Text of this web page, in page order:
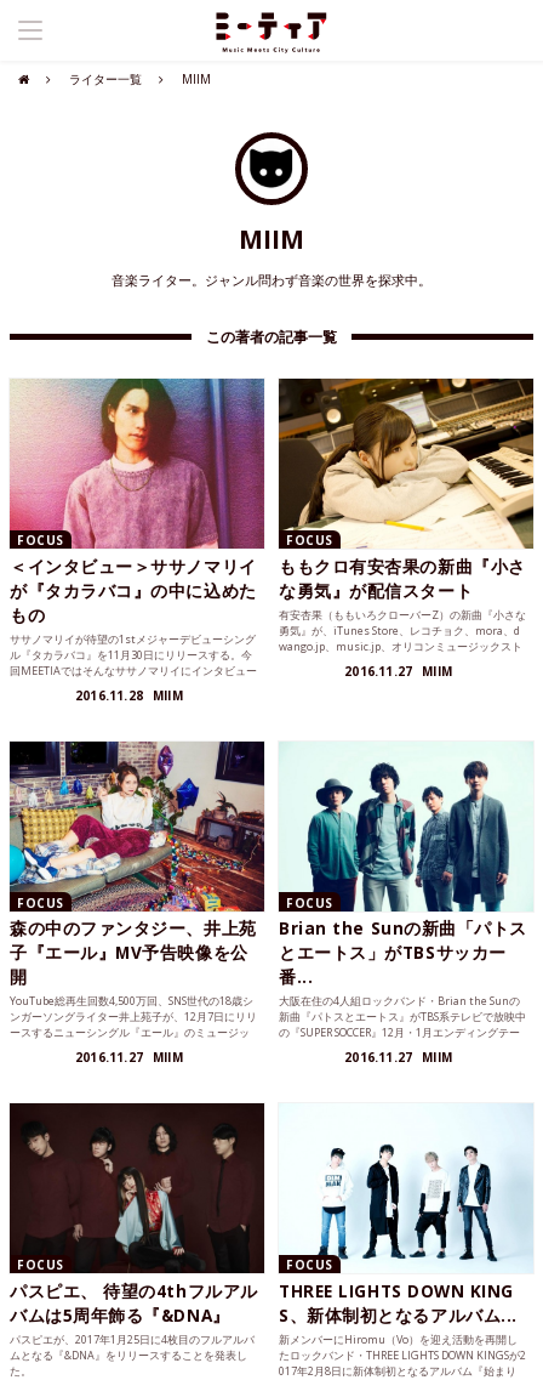
ライター一覧 MIIM
MIIM
音楽ライター。ジャンル問わず音楽の世界を探求中。
この著者の記事一覧
FOCUS
＜インタビュー＞ササノマリイ
が『タカラバコ』の中に込めた
もの
ササノマリイが待望の1stメジャーデビューシング
ル『タカラバコ』を11月30日にリリースする。今
回MEETIAではそんなササノマリイにインタビュー
ビデオ『タカラバコ』から、楽曲や歌詞について
2016.11.28 MIIM
FOCUS
ももクロ有安杏果の新曲『小さ
な勇気』が配信スタート
有安杏果（ももいろクローバーZ）の新曲『小さな
勇気』が、iTunes Store、レコチョク、mora、d
wango.jp、music.jp、オリコンミュージックスト
にて配信スタートした。
2016.11.27 MIIM
FOCUS
森の中のファンタジー、井上苑
子『エール』MV予告映像を公
開
YouTube総再生回数4,500万回、SNS世代の18歳シ
ンガーソングライター井上苑子が、12月7日にリリ
ースするニューシングル『エール』のミュージッ
2016.11.27 MIIM
FOCUS
Brian the Sunの新曲「パトス
とエートス」がTBSサッカー
番...
大阪在住の4人組ロックバンド・Brian the Sunの
新曲『パトスとエートス』がTBS系テレビで放映中
の『SUPER SOCCER』12月・1月エンディングテー
2016.11.27 MIIM
FOCUS
パスピエ、 待望の4thフルアル
バムは5周年飾る『&DNA』
パスピエが、2017年1月25日に4枚目のフルアルバ
ムとなる『&DNA』をリリースすることを発表し
た。
FOCUS
THREE LIGHTS DOWN KING
S、新体制初となるアルバム...
新メンバーにHiromu（Vo）を迎え活動を再開し
たロックバンド・THREE LIGHTS DOWN KINGSが2
017年2月8日に新体制初となるアルバム『始まり